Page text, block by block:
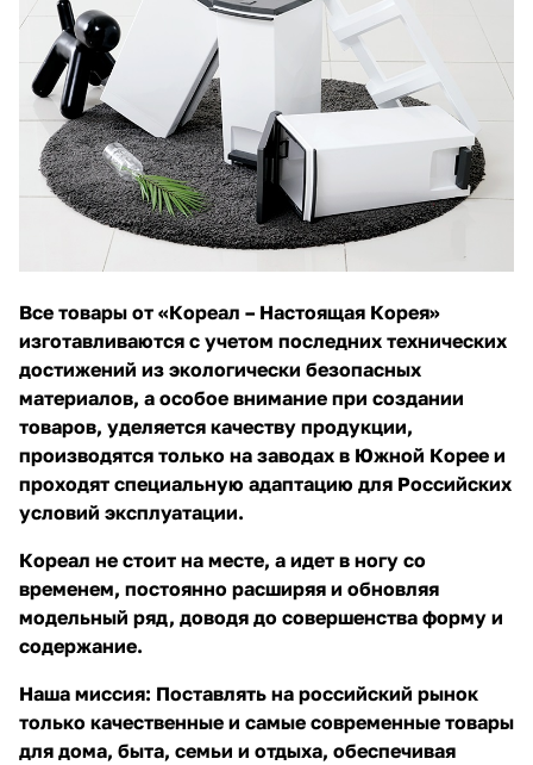
Все товары от «Кореал – Настоящая Корея»
изготавливаются с учетом последних технических
достижений из экологически безопасных
материалов, а особое внимание при создании
товаров, уделяется качеству продукции,
производятся только на заводах в Южной Корее и
проходят специальную адаптацию для Российских
условий эксплуатации.
Кореал не стоит на месте, а идет в ногу со
временем, постоянно расширяя и обновляя
модельный ряд, доводя до совершенства форму и
содержание.
Наша миссия: Поставлять на российский рынок
только качественные и самые современные товары
для дома, быта, семьи и отдыха, обеспечивая